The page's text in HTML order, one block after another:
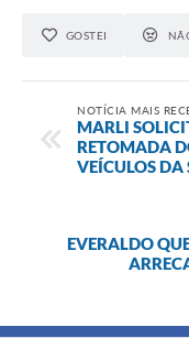
GOSTEI
NOTÍCIA MAIS
MARLI
RETOMADA
VEÍCULOS DA
EVERALDO